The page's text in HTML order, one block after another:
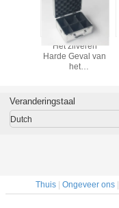
Het zilveren
Harde Geval van
het
Veranderingstaal
Dutch
Thuis| Ongeveer ons|